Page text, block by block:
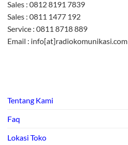
Sales : 0812 8191 7839
Sales : 0811 1477 192
Service : 0811 8718 889
Email : info[at]radiokomunikasi.com
Tentang Kami
Faq
Lokasi Toko